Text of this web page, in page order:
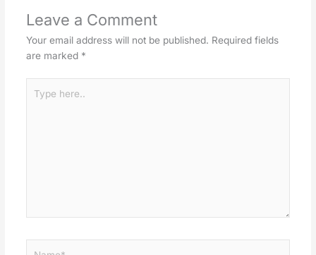
Leave a Comment
Your email address will not be published. Required fields
are marked *
here..